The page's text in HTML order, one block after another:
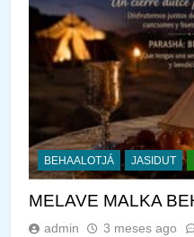
BEHAALOTJÁ JASIDUT
MELAVE MALKA
admin 3 meses ago